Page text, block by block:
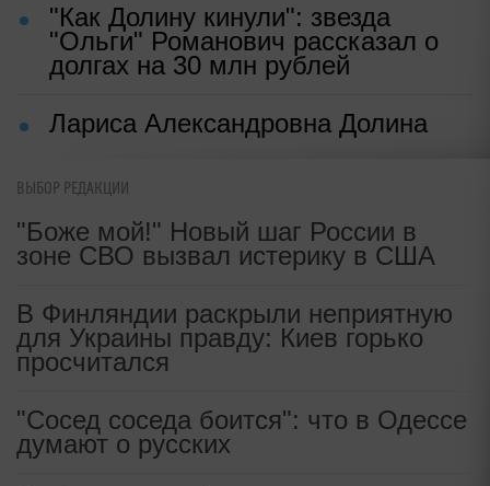
"Как Долину кинули": звезда
"Ольги" Романович рассказал о
долгах на 30 млн рублей
Лариса Александровна Долина
ВЫБОР РЕДАКЦИИ
"Боже мой!" Новый шаг России в
зоне СВО вызвал истерику в США
В Финляндии раскрыли неприятную
для Украины правду: Киев горько
просчитался
"Сосед соседа боится": что в Одессе
думают о русских